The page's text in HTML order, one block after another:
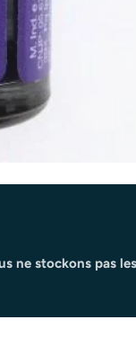
ne stockons pas